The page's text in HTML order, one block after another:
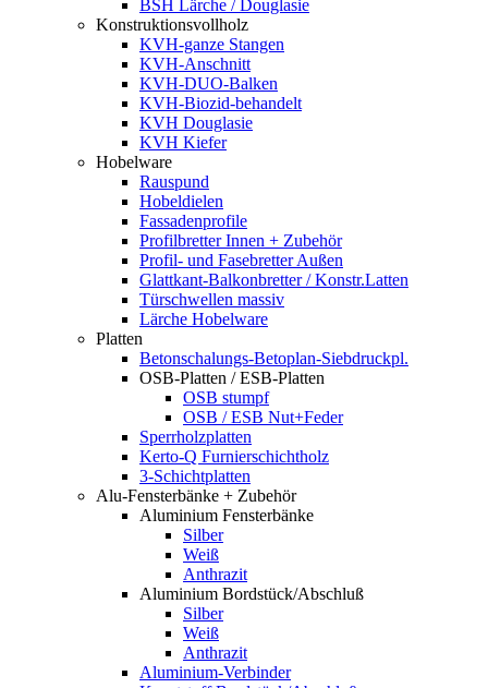
BSH Lärche / Douglasie
Konstruktionsvollholz
KVH-ganze Stangen
KVH-Anschnitt
KVH-DUO-Balken
KVH-Biozid-behandelt
KVH Douglasie
KVH Kiefer
Hobelware
Rauspund
Hobeldielen
Fassadenprofile
Profilbretter Innen + Zubehör
Profil- und Fasebretter Außen
Glattkant-Balkonbretter / Konstr.Latten
Türschwellen massiv
Lärche Hobelware
Platten
Betonschalungs-Betoplan-Siebdruckpl.
OSB-Platten / ESB-Platten
OSB stumpf
OSB / ESB Nut+Feder
Sperrholzplatten
Kerto-Q Furnierschichtholz
3-Schichtplatten
Alu-Fensterbänke + Zubehör
Aluminium Fensterbänke
Silber
Weiß
Anthrazit
Aluminium Bordstück/Abschluß
Silber
Weiß
Anthrazit
Aluminium-Verbinder